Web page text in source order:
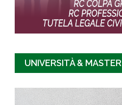
UNIVERSITÀ & MASTER